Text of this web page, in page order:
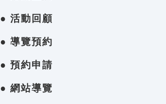
● 活動回顧
● 導覽預約
● 預約申請
● 網站導覽